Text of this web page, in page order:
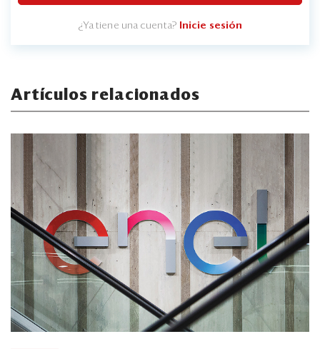
¿Ya tiene una cuenta? Inicie sesión
Artículos relacionados